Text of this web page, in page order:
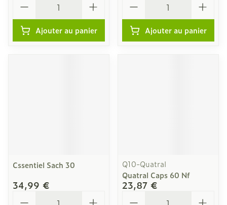
Ajouter au panier Ajouter au panier
Cssentiel Sach 30
34,99 €
Q10-Quatral
Quatral Caps 60 Nf
23,87 €